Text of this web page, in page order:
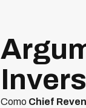
Como Chief